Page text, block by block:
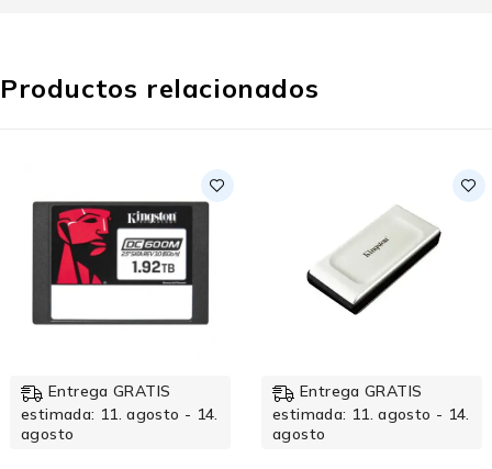
Productos relacionados
Entrega GRATIS
estimada: 11. agosto - 14.
agosto
Entrega GRATIS
estimada: 11. agosto - 14.
agosto